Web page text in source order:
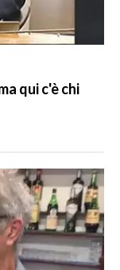
qui c'è chi